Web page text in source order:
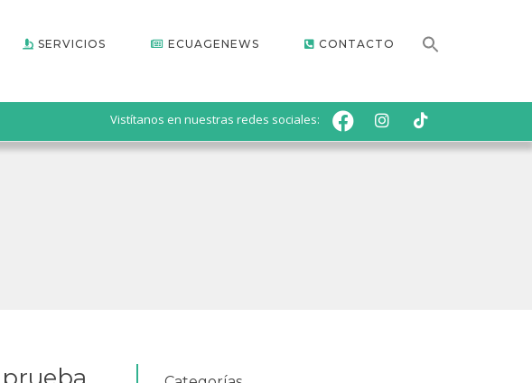
SERVICIOS ECUAGENEWS CONTACTO
Vistítanos en nuestras redes sociales: